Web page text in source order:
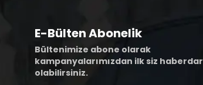
E-Bülten Abonelik
Bültenimize abone olarak
kampanyalarımızdan ilk siz haberdar
olabilirsiniz.